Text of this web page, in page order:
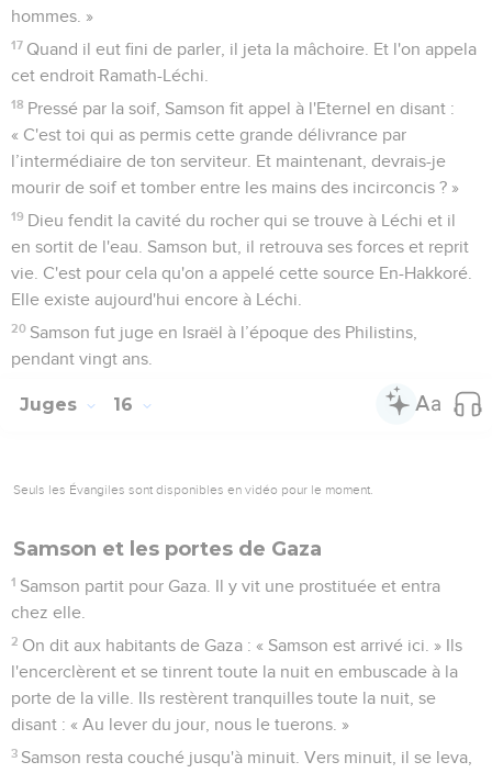
hommes. »
17 Quand il eut fini de parler, il jeta la mâchoire. Et l'on appela
cet endroit Ramath-Léchi.
18 Pressé par la soif, Samson fit appel à l'Eternel en disant :
« C'est toi qui as permis cette grande délivrance par
l’intermédiaire de ton serviteur. Et maintenant, devrais-je
mourir de soif et tomber entre les mains des incirconcis ? »
19 Dieu fendit la cavité du rocher qui se trouve à Léchi et il
en sortit de l'eau. Samson but, il retrouva ses forces et reprit
vie. C'est pour cela qu'on a appelé cette source En-Hakkoré.
Elle existe aujourd'hui encore à Léchi.
20 Samson fut juge en Israël à l’époque des Philistins,
pendant vingt ans.
Juges 16
Seuls les Évangiles sont disponibles en vidéo pour le moment.
Samson et les portes de Gaza
1 Samson partit pour Gaza. Il y vit une prostituée et entra
chez elle.
2 On dit aux habitants de Gaza : « Samson est arrivé ici. » Ils
l'encerclèrent et se tinrent toute la nuit en embuscade à la
porte de la ville. Ils restèrent tranquilles toute la nuit, se
disant : « Au lever du jour, nous le tuerons. »
3 Samson resta couché jusqu'à minuit. Vers minuit, il se leva,